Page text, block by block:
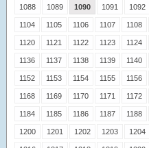
1088 1089 1090 1091 1092
1104 1105 1106 1107 1108
1120 1121 1122 1123 1124
1136 1137 1138 1139 1140
1152 1153 1154 1155 1156
1168 1169 1170 1171 1172
1184 1185 1186 1187 1188
1200 1201 1202 1203 1204